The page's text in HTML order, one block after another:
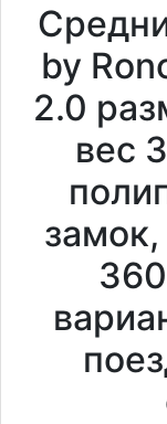
by
2.0
вес